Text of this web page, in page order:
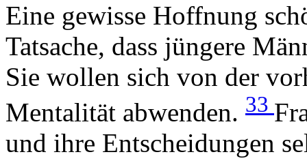
Eine gewisse Hoffnung
Tatsache, dass jüngere
Sie wollen sich von der
Mentalität abwenden. 33
und ihre Entscheidungen